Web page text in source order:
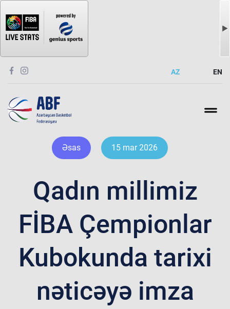
AZ EN
Əsas 15 mar 2026
Qadın millimiz
FİBA Çempionlar
Kubokunda tarixi
nəticəyə imza